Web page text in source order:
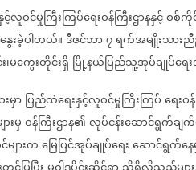
လူဝင်မှုကြီးကြပ်ရေးဝန်ကြီးဌာနနှင့်စစ်ကို
းခဲ့ပါတယ်။ဒီဇင်ဘာ၇ရက်အမျိုးသား
မကွေးတိုင်းရှိ မြို့နယ်ပြည်သူ့အုပ်ချုပ်ရေ
မှာပြည်ထဲရေးနှင့်လူဝင်မှုကြီးကြပ်ရေးဝ
းမှဝန်ကြီးဌာန၏လုပ်ငန်းဆောင်ရွက်ချက်
ျားကမြေပြင်အုပ်ချုပ်ရေးဆောင်ရွက်နေ